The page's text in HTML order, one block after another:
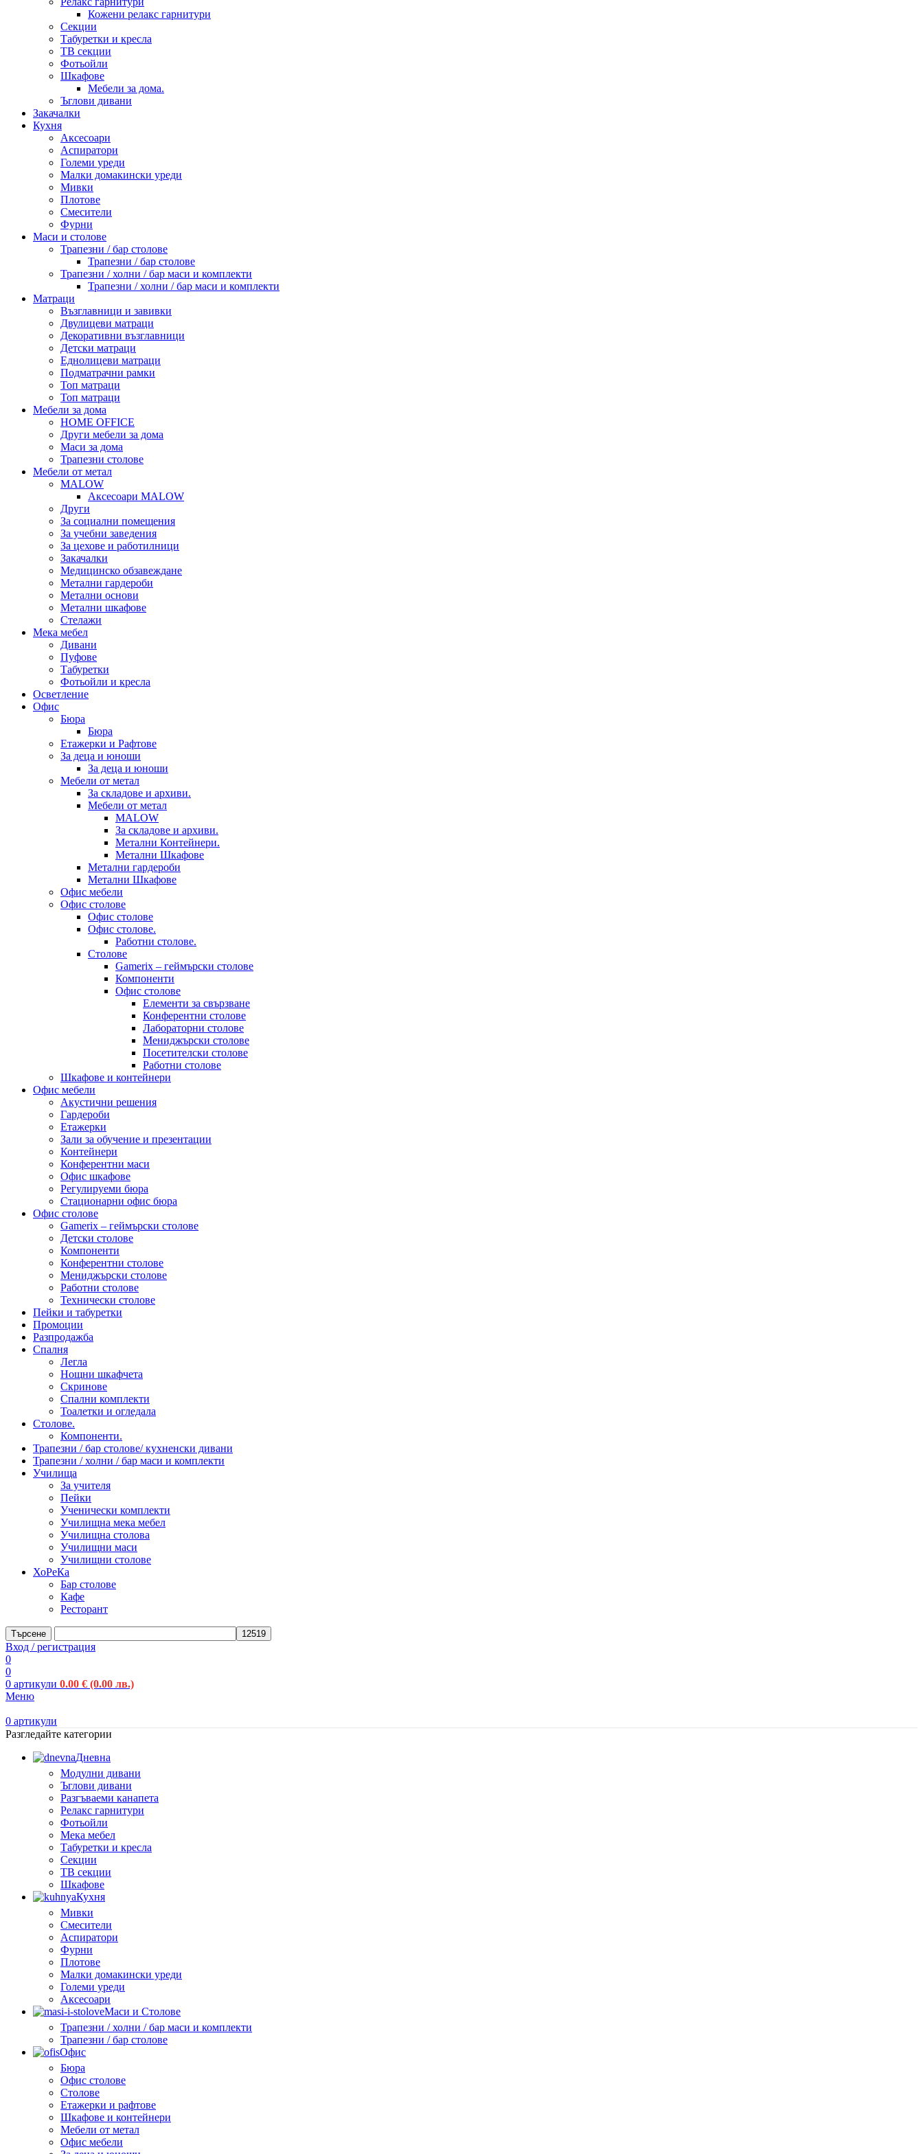
Кожени релакс гарнитури
Секции
Табуретки и кресла
ТВ секции
Фотьойли
Шкафове
Мебели за дома.
Ъглови дивани
Закачалки
Кухня
Аксесоари
Аспиратори
Големи уреди
Малки домакински уреди
Мивки
Плотове
Смесители
Фурни
Маси и столове
Трапезни / бар столове
Трапезни / бар столове
Трапезни / холни / бар маси и комплекти
Трапезни / холни / бар маси и комплекти
Матраци
Възглавници и завивки
Двулицеви матраци
Декоративни възглавници
Детски матраци
Еднолицеви матраци
Подматрачни рамки
Топ матраци
Топ матраци
Мебели за дома
HOME OFFICE
Други мебели за дома
Маси за дома
Трапезни столове
Мебели от метал
MALOW
Аксесоари MALOW
Други
За социални помещения
За учебни заведения
За цехове и работилници
Закачалки
Медицинско обзавеждане
Метални гардероби
Метални основи
Метални шкафове
Стелажи
Мека мебел
Дивани
Пуфове
Табуретки
Фотьойли и кресла
Осветление
Офис
Бюра
Бюра
Етажерки и Рафтове
За деца и юноши
За деца и юноши
Мебели от метал
За складове и архиви.
Мебели от метал
MALOW
За складове и архиви.
Метални Контейнери.
Метални Шкафове
Метални гардероби
Метални Шкафове
Офис мебели
Офис столове
Офис столове
Офис столове.
Работни столове.
Столове
Gamerix – геймърски столове
Компоненти
Офис столове
Елементи за свързване
Конферентни столове
Лабораторни столове
Мениджърски столове
Посетителски столове
Работни столове
Шкафове и контейнери
Офис мебели
Акустични решения
Гардероби
Етажерки
Зали за обучение и презентации
Контейнери
Конферентни маси
Офис шкафове
Регулируеми бюра
Стационарни офис бюра
Офис столове
Gamerix – геймърски столове
Детски столове
Компоненти
Конферентни столове
Мениджърски столове
Работни столове
Технически столове
Пейки и табуретки
Промоции
Разпродажба
Спалня
Легла
Нощни шкафчета
Скринове
Спални комплекти
Тоалетки и огледала
Столове.
Компоненти.
Трапезни / бар столове/ кухненски дивани
Трапезни / холни / бар маси и комплекти
Училища
За учителя
Пейки
Ученически комплекти
Училищна мека мебел
Училищна столова
Училищни маси
Училищни столове
ХоРеКа
Бар столове
Кафе
Ресторант
Търсене
Вход / регистрация
0
0
0 артикули 0.00 € (0.00 лв.)
Меню
0 артикули
Разгледайте категории
Дневна
Модулни дивани
Ъглови дивани
Разгъваеми канапета
Релакс гарнитури
Фотьойли
Мека мебел
Табуретки и кресла
Секции
ТВ секции
Шкафове
Кухня
Мивки
Смесители
Аспиратори
Фурни
Плотове
Малки домакински уреди
Големи уреди
Аксесоари
Маси и Столове
Трапезни / холни / бар маси и комплекти
Трапезни / бар столове
Офис
Бюра
Офис столове
Столове
Етажерки и рафтове
Шкафове и контейнери
Мебели от метал
Офис мебели